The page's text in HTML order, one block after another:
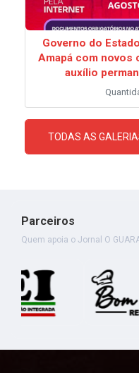
Governo do
Amapá com
auxílio
TODAS AS
Parceiros
Quem apoia o Jornal O